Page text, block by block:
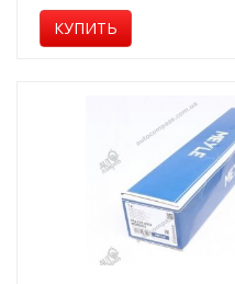
КУПИТЬ